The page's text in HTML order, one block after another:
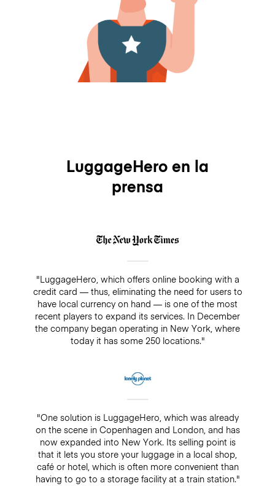
LuggageHero en la
prensa
"LuggageHero, which offers online booking with a
credit card — thus, eliminating the need for users to
have local currency on hand — is one of the most
recent players to expand its services. In December
the company began operating in New York, where
today it has some 250 locations."
"One solution is LuggageHero, which was already
on the scene in Copenhagen and London, and has
now expanded into New York. Its selling point is
that it lets you store your luggage in a local shop,
café or hotel, which is often more convenient than
having to go to a storage facility at a train station."